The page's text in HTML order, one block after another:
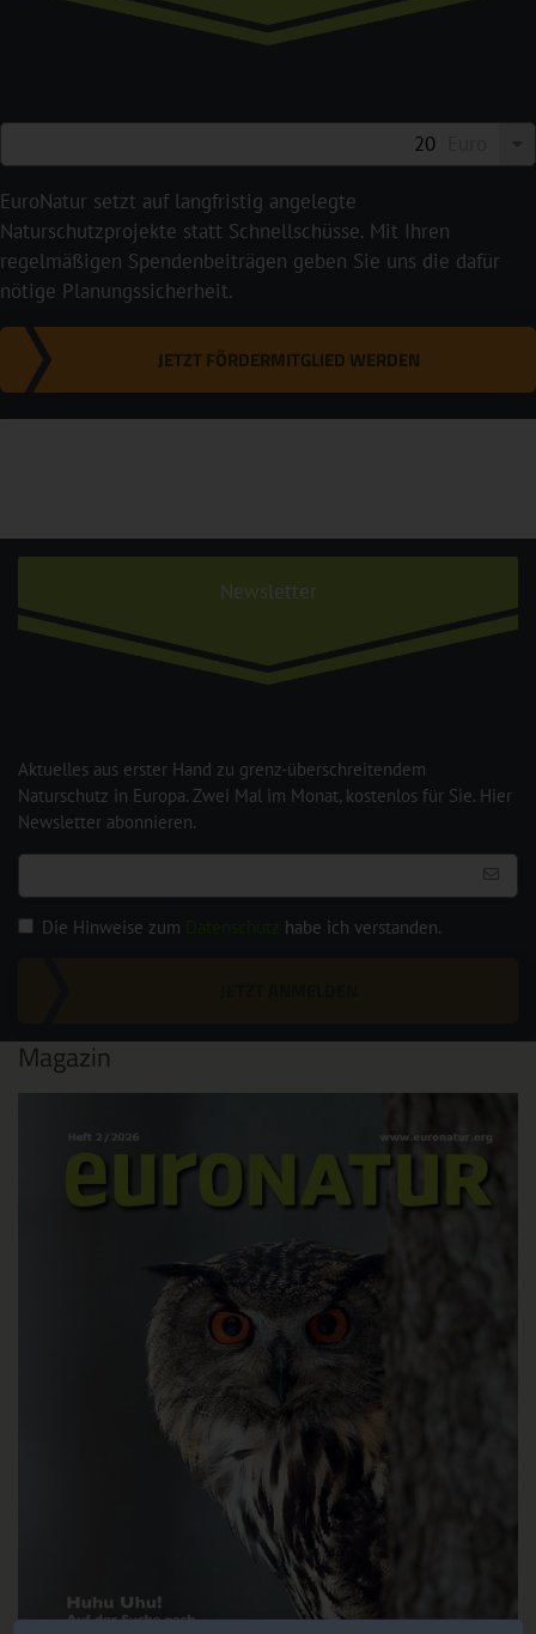
EuroNatur setzt auf langfristig angelegte
Naturschutzprojekte statt Schnellschüsse. Mit Ihren
regelmäßigen Spendenbeiträgen geben Sie uns die dafür
nötige Planungssicherheit.
JETZT FÖRDERMITGLIED WERDEN
Newsletter
Aktuelles aus erster Hand zu grenz-überschreitendem
Naturschutz in Europa. Zwei Mal im Monat, kostenlos für Sie. Hier
Newsletter abonnieren.
Die Hinweise zum habe ich verstanden.
Magazin